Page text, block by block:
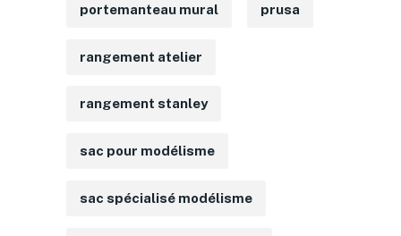
portemanteau mural prusa
rangement atelier
rangement stanley
sac pour modélisme
sac spécialisé modélisme